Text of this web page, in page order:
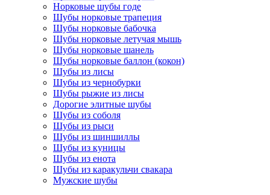
Норковые шубы годе
Шубы норковые трапеция
Шубы норковые бабочка
Шубы норковые летучая мышь
Шубы норковые шанель
Шубы норковые баллон (кокон)
Шубы из лисы
Шубы из чернобурки
Шубы рыжие из лисы
Дорогие элитные шубы
Шубы из соболя
Шубы из рыси
Шубы из шиншиллы
Шубы из куницы
Шубы из енота
Шубы из каракульчи свакара
Мужские шубы